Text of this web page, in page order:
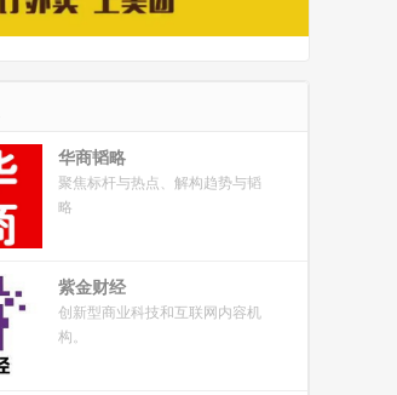
华商韬略
聚焦标杆与热点、解构趋势与韬
略
紫金财经
创新型商业科技和互联网内容机
构。